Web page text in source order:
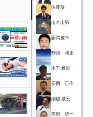
佐藤修
山本山男
藤岡雅幸
野畑 和正
木下 雅道
安西 正樹
細越 威宏
吉田 統一